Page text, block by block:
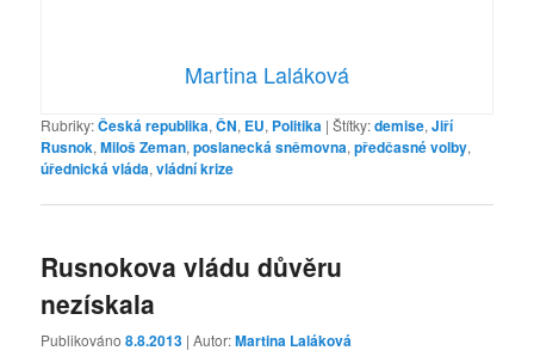
Martina Laláková
Rubriky:Česká republika,ČN, EU, Politika |Štítky:demise,Jiří
Rusnok,Miloš Zeman,poslanecká sněmovna,předčasné volby,
úřednická vláda,vládní krize
Rusnokova vládu důvěru
nezískala
Publikováno8.8.2013 | Autor:Martina Laláková